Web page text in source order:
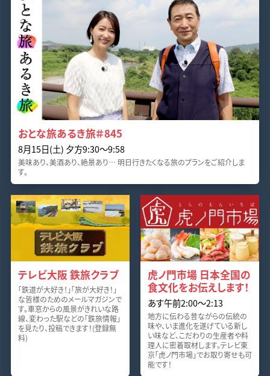
おとな旅あるき旅＃845
8月15日(土) 夕方9:30～9:58
美味あり、美酒あり、絶景あり… 明日行きたくなる旅のプランをご紹介しま
す。
テレビ大阪 鉄旅クラブ
「鉄道が大好き！」「旅が大好き！」
な皆様のためのメールマガジンで
す。車窓からの風景がきれいな路
線、変わった駅などの「鉄旅情報」
を見たり、投稿できます！(登録無
料)
虎ノ門市場 日本全国の
食文化をお伝えします！
あす午前2:00～2:13
地方に伝わる昔ながらの伝統の
味や、いま進化を遂げている新し
い味など、こだわりの生産者や料
理人に密着取材します。テレビ東
京「虎ノ門市場」でお取り寄せも可
能です！